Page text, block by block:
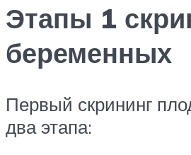
Этапы 1
беременных
Первый скрининг
два этапа: